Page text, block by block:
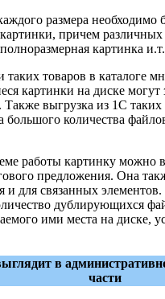
размера необходимо
причем различных
картинка
таких товаров в каталоге
картинки на диске могут
Также выгрузка из 1С таких
большого количества
работы картинку можно
предложения. Она
и для связанных
дублирующихся
ими места на диске,
в
части